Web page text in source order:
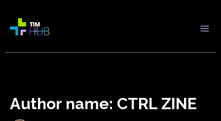
contenu
Author name: CTRL ZINE